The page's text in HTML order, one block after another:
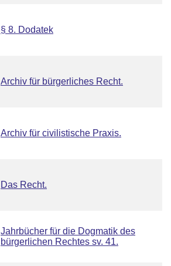
§ 8. Dodatek
Archiv für bürgerliches Recht.
Archiv für civilistische Praxis.
Das Recht.
Jahrbücher für die Dogmatik des
bürgerlichen Rechtes sv. 41.